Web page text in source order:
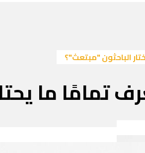
الباحثون "مبتعث"؟
تمامًا ما